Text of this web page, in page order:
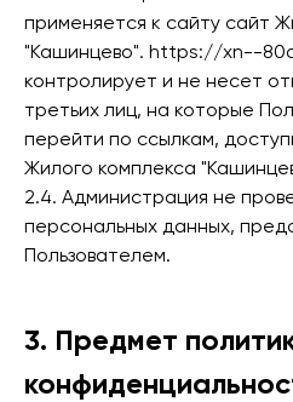
применяется к сайту сайт
"Кашинцево". https://xn--
контролирует и не несет
третьих лиц, на которые
перейти по ссылкам,
Жилого комплекса
2.4. Администрация не
персональных данных,
Пользователем.
3. Предмет